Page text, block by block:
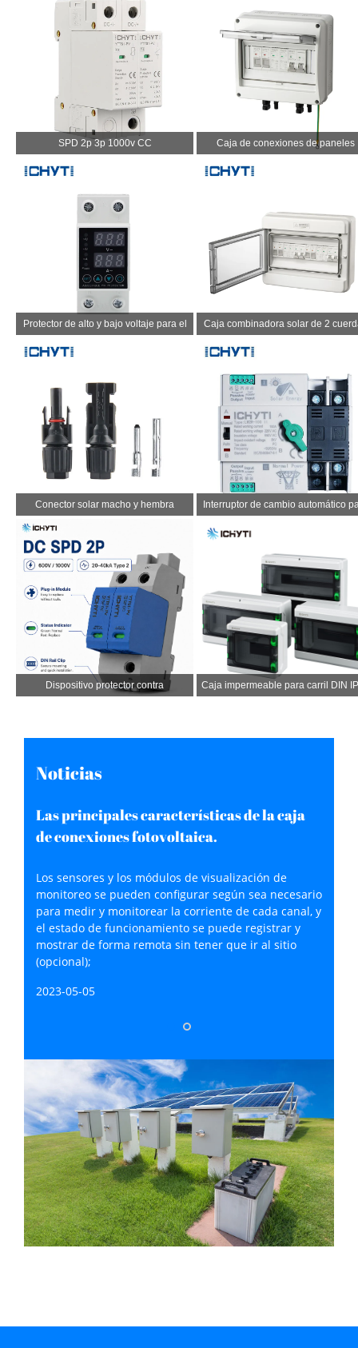
SPD 2p 3p 1000v CC
Caja de conexiones de paneles
solares
Protector de alto y bajo voltaje para el
hogar
Caja combinadora solar de 2
Conector solar macho y hembra
Interruptor de cambio automático
inversor
Dispositivo protector contra
sobretensiones CC 20-40KA 2P
Caja impermeable para carril DIN
de 2 a 39 vías
Noticias
Las principales características de la caja
de conexiones fotovoltaica.
Los sensores y los módulos de visualización de
monitoreo se pueden configurar según sea necesario
para medir y monitorear la corriente de cada canal, y
el estado de funcionamiento se puede registrar y
mostrar de forma remota sin tener que ir al sitio
(opcional);
2023-05-05